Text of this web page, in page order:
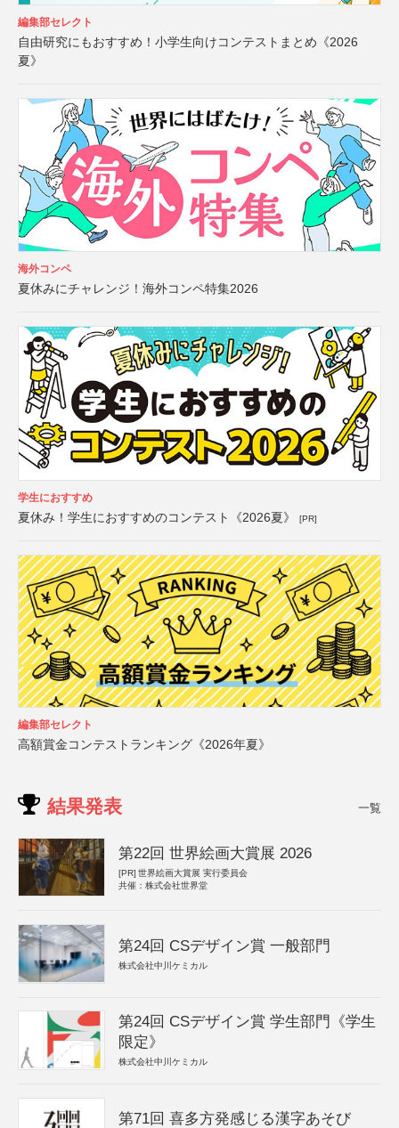
編集部セレクト
自由研究にもおすすめ！小学生向けコンテストまとめ《2026
夏》
海外コンペ
夏休みにチャレンジ！海外コンペ特集2026
学生におすすめ
夏休み！学生におすすめのコンテスト《2026夏》 [PR]
編集部セレクト
高額賞金コンテストランキング《2026年夏》
結果発表 一覧
第22回 世界絵画大賞展 2026
[PR] 世界絵画大賞展 実行委員会
共催：株式会社世界堂
第24回 CSデザイン賞 一般部門
株式会社中川ケミカル
第24回 CSデザイン賞 学生部門《学生
限定》
株式会社中川ケミカル
第71回 喜多方発感じる漢字あそび